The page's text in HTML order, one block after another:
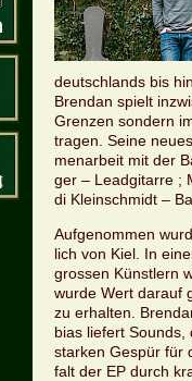
deutsch­lands bis
Bren­dan spielt
Gren­zen son­dern
tra­gen. Seine
men­ar­beit mit der
ger – Lead­gi­tar­re ;
di Klein­schmidt –
Auf­ge­nom­men
lich von Kiel. In
gros­sen Künst­lern
wurde Wert dar­auf
zu er­hal­ten.
bi­as lie­fert
star­ken Ge­spür für
falt der EP durch